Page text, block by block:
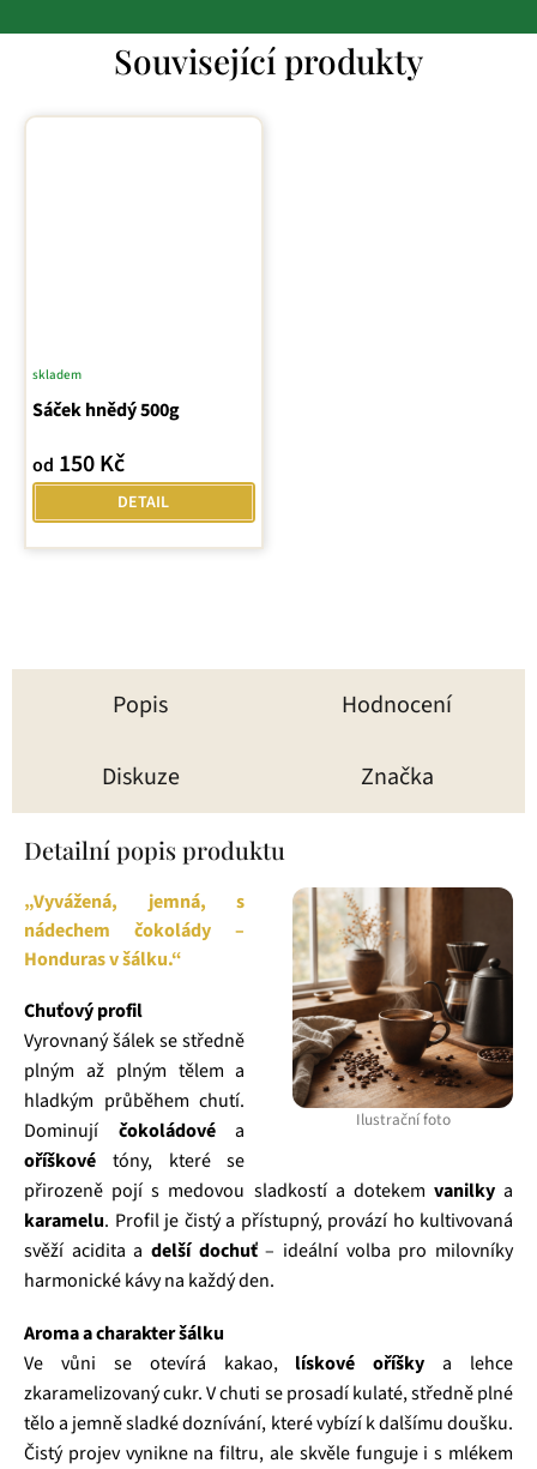
Související produkty
Sáček hnědý 500g
skladem
od 150 Kč
DETAIL
Popis Hodnocení
Diskuze Značka
Detailní popis produktu
Ilustrační foto
„Vyvážená, jemná, s
nádechem čokolády –
Honduras v šálku.“
Chuťový profil
Vyrovnaný šálek se středně
plným až plným tělem a
hladkým průběhem chutí.
Dominují čokoládovéa
oříškové tóny, které se
přirozeně pojí s medovou sladkostí a dotekem vanilkya
karamelu. Profil je čistý a přístupný, provází ho kultivovaná
svěží acidita a delší dochuť– ideální volba pro milovníky
harmonické kávy na každý den.
Aroma a charakter šálku
Ve vůni se otevírá kakao, lískové oříšky a lehce
zkaramelizovaný cukr. V chuti se prosadí kulaté, středně plné
tělo a jemně sladké doznívání, které vybízí k dalšímu doušku.
Čistý projev vynikne na filtru, ale skvěle funguje i s mlékem